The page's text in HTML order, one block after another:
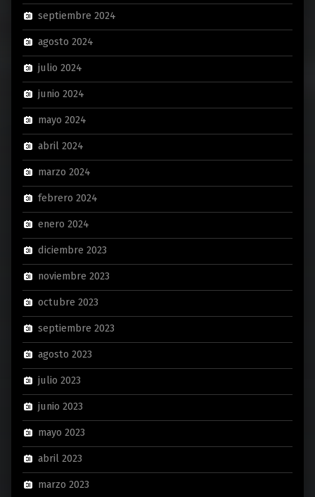
septiembre 2024
agosto 2024
julio 2024
junio 2024
mayo 2024
abril 2024
marzo 2024
febrero 2024
enero 2024
diciembre 2023
noviembre 2023
octubre 2023
septiembre 2023
agosto 2023
julio 2023
junio 2023
mayo 2023
abril 2023
marzo 2023